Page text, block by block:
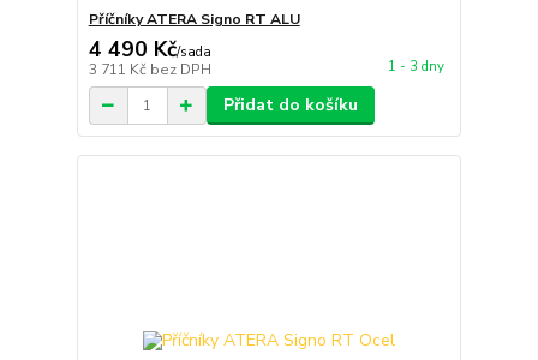
Příčníky ATERA Signo RT ALU
4 490 Kč/sada
3 711 Kč bez DPH 1 - 3 dny
Přidat do košíku